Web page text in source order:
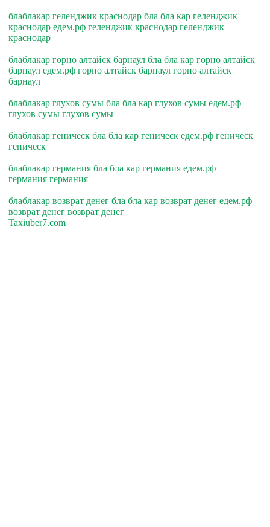
блаблакар геленджик краснодар бла бла кар геленджик
краснодар едем.рф геленджик краснодар геленджик
краснодар
блаблакар горно алтайск барнаул бла бла кар горно алтайск
барнаул едем.рф горно алтайск барнаул горно алтайск
барнаул
блаблакар глухов сумы бла бла кар глухов сумы едем.рф
глухов сумы глухов сумы
блаблакар геническ бла бла кар геническ едем.рф геническ
геническ
блаблакар германия бла бла кар германия едем.рф
германия германия
блаблакар возврат денег бла бла кар возврат денег едем.рф
возврат денег возврат денег
Taxiuber7.com